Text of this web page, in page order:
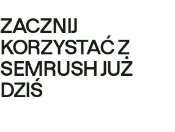
ZACZNIJ
KORZYSTAĆ Z
SEMRUSH JUŻ
DZIŚ